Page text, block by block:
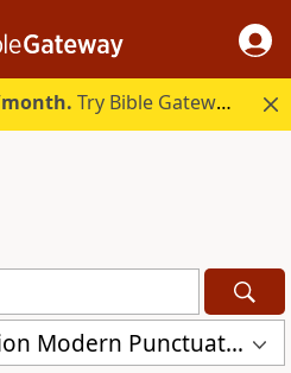
Try Bible Gateway Plus.
Chinese Union Version Modern Punctuation (Simplified) (CUVMPS)